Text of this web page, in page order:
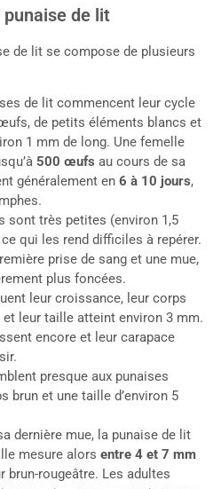
punaise de lit
de lit se compose de plusieurs
de lit commencent leur cycle
de petits éléments blancs et
1 mm de long. Une femelle
500 œufs au cours de sa
généralement en 6 à 10 jours,
sont très petites (environ 1,5
qui les rend difficiles à repérer.
prise de sang et une mue,
plus foncées.
leur croissance, leur corps
leur taille atteint environ 3 mm.
encore et leur carapace
presque aux punaises
brun et une taille d’environ 5
dernière mue, la punaise de lit
mesure alors entre 4 et 7 mm
brun-rougeâtre. Les adultes